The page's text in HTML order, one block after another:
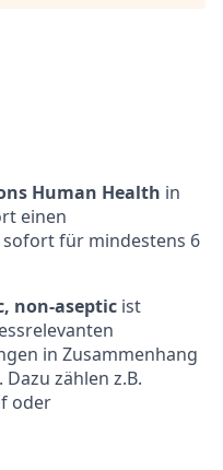
Human Health in
einen
sofort für mindestens 6
non-aseptic ist
in Zusammenhang
zählen z.B.
oder